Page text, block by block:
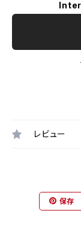
レビュー
保存